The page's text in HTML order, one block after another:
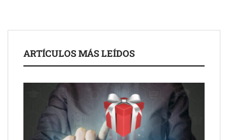
ARTÍCULOS MÁS LEÍDOS